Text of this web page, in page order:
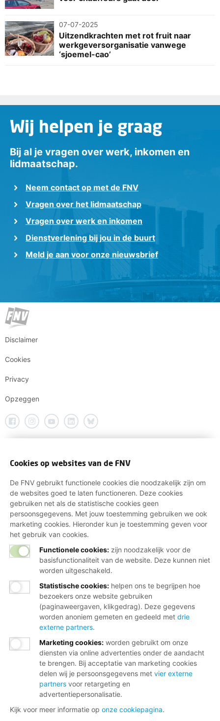
07-07-2025
Uitzendkrachten met rot fruit naar
werkgeversorganisatie vanwege
‘sjoemel-cao’
Wij helpen je graag
Bij al je vragen over werk, inkomen en
lidmaatschap.
Neem contact op met de FNV
Vragen over het lidmaatschap
Vragen over werk en inkomen
Dienstverlening bij jou in de buurt
Meld je aan voor onze nieuwsbrief
Disclaimer
Cookies
Privacy
Opzeggen
Cookies op websites van de FNV
De FNV gebruikt functionele cookies die noodzakelijk zijn om
de websites goed te laten functioneren. Deze cookies
gebruiken net als de statistische cookies geen
persoonsgegevens. Met jouw toestemming gebruiken we ook
marketing cookies. Hieronder kun je toestemming geven voor
het gebruik van cookies.
Functionele cookies: zijn noodzakelijk voor de
basisfunctionaliteit van de website. Deze kunnen niet
worden uitgeschakeld.
Statistische cookies: helpen ons te begrijpen hoe
bezoekers onze website gebruiken
(paginaweergaven, klikgedrag). Deze gegevens
worden anoniem gemeten en gedeeld met drie
externe partners.
Marketing cookies: worden gebruikt om onze
diensten via online advertenties onder de aandacht
te brengen. Bij acceptatie van marketing cookies
delen wij je persoonsgegevens met vier externe
partners voor retargeting en
advertentiepersonalisatie.
Kijk voor meer informatie op onze cookiepagina.